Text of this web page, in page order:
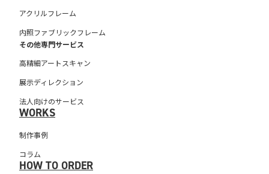
アクリルフレーム
内照ファブリックフレーム
その他専門サービス
高精細アートスキャン
展示ディレクション
法人向けのサービス
WORKS
制作事例
コラム
HOW TO ORDER